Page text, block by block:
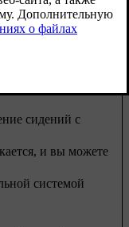
доступные
уровнях:
сидений с
и вы можете
системой